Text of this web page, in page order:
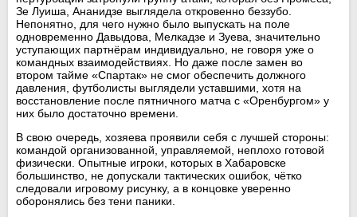
Зе Луиша, Ананидзе выглядела откровенно беззубо.
Непонятно, для чего нужно было выпускать на поле
одновременно Давыдова, Мелкадзе и Зуева, значительно
уступающих партнёрам индивидуально, не говоря уже о
командных взаимодействиях. Но даже после замен во
втором тайме «Спартак» не смог обеспечить должного
давления, футболисты выглядели уставшими, хотя на
восстановление после пятничного матча с «Оренбургом» у
них было достаточно времени.
В свою очередь, хозяева проявили себя с лучшей стороны:
командой организованной, управляемой, неплохо готовой
физически. Опытные игроки, которых в Хабаровске
большинство, не допускали тактических ошибок, чётко
следовали игровому рисунку, а в концовке уверенно
оборонялись без тени паники.